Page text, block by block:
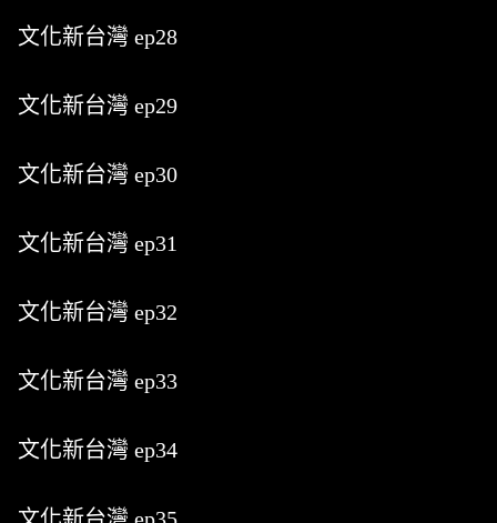
文化新台灣 ep28
文化新台灣 ep29
文化新台灣 ep30
文化新台灣 ep31
文化新台灣 ep32
文化新台灣 ep33
文化新台灣 ep34